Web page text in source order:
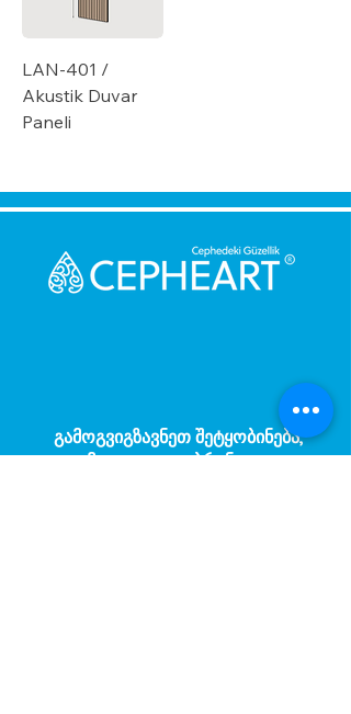
LAN-401 /
Akustik Duvar
Paneli
გამოგვიგზავნეთ შეტყობინება,
მოდით დაგიბრუნდეთ